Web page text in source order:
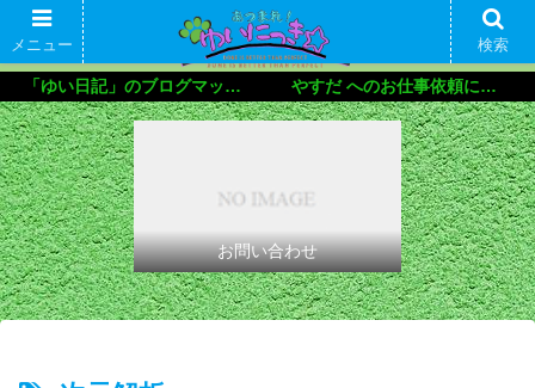
「ゆい日記」のブログマップ🌝 やすだ へのお仕事依頼について
お問い合わせ
メニュー 検索